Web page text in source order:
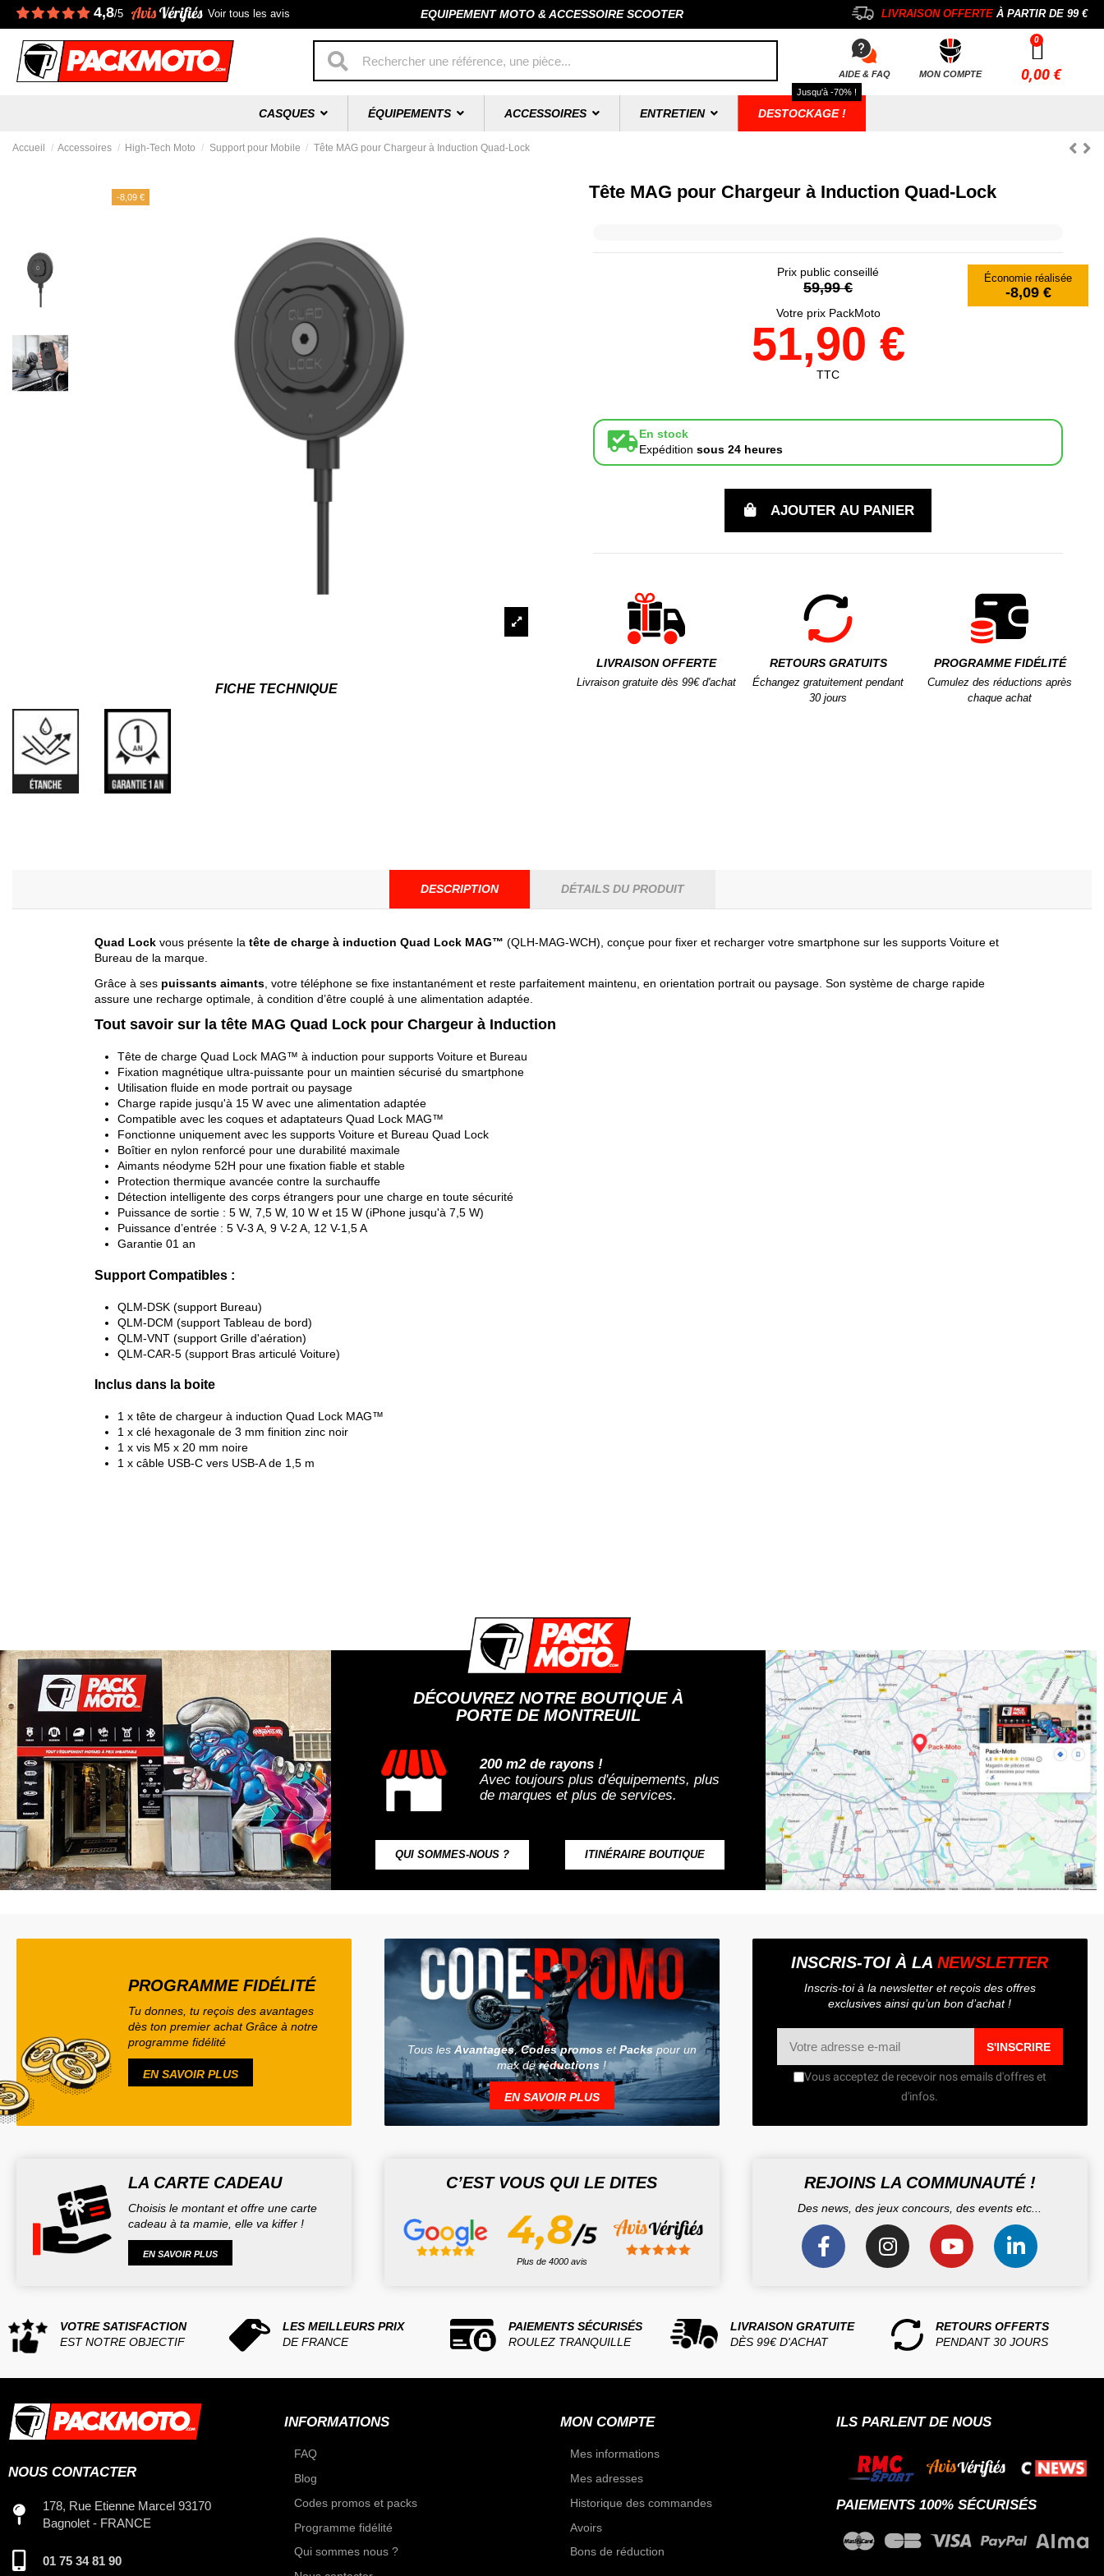
4,8/5 Voir tous les avis EQUIPEMENT MOTO & ACCESSOIRE SCOOTER LIVRAISON OFFERTEÀ PARTIR DE 99 €
AIDE & FAQ MON COMPTE 0,00 €
CASQUES ÉQUIPEMENTS ACCESSOIRES ENTRETIEN DESTOCKAGE !
Jusqu'à -70% !
Accueil Accessoires High-Tech Moto Support pour Mobile Tête MAG pour Chargeur à Induction Quad-Lock
-8,09 €
FICHE TECHNIQUE
Tête MAG pour Chargeur à Induction Quad-Lock
Prix public conseillé
59,99 €
Économie réalisée
-8,09 €
Votre prix PackMoto
51,90 €
TTC
En stock
Expédition sous 24 heures
AJOUTER AU PANIER
LIVRAISON OFFERTE
Livraison gratuite dès 99€ d'achat
RETOURS GRATUITS
Échangez gratuitement pendant
30 jours
PROGRAMME FIDÉLITÉ
Cumulez des réductions après
chaque achat
DESCRIPTION DÉTAILS DU PRODUIT
Quad Lock vous présente la tête de charge à induction Quad Lock MAG™ (QLH-MAG-WCH), conçue pour fixer et recharger votre smartphone sur les supports Voiture et
Bureau de la marque.
Grâce à ses puissants aimants , votre téléphone se fixe instantanément et reste parfaitement maintenu, en orientation portrait ou paysage. Son système de charge rapide
assure une recharge optimale, à condition d’être couplé à une alimentation adaptée.
Tout savoir sur la tête MAG Quad Lock pour Chargeur à Induction
Tête de charge Quad Lock MAG™ à induction pour supports Voiture et Bureau
Fixation magnétique ultra-puissante pour un maintien sécurisé du smartphone
Utilisation fluide en mode portrait ou paysage
Charge rapide jusqu'à 15 W avec une alimentation adaptée
Compatible avec les coques et adaptateurs Quad Lock MAG™
Fonctionne uniquement avec les supports Voiture et Bureau Quad Lock
Boîtier en nylon renforcé pour une durabilité maximale
Aimants néodyme 52H pour une fixation fiable et stable
Protection thermique avancée contre la surchauffe
Détection intelligente des corps étrangers pour une charge en toute sécurité
Puissance de sortie : 5 W, 7,5 W, 10 W et 15 W (iPhone jusqu'à 7,5 W)
Puissance d’entrée : 5 V-3 A, 9 V-2 A, 12 V-1,5 A
Garantie 01 an
Support Compatibles :
QLM-DSK (support Bureau)
QLM-DCM (support Tableau de bord)
QLM-VNT (support Grille d'aération)
QLM-CAR-5 (support Bras articulé Voiture)
Inclus dans la boite
1 x tête de chargeur à induction Quad Lock MAG™
1 x clé hexagonale de 3 mm finition zinc noir
1 x vis M5 x 20 mm noire
1 x câble USB-C vers USB-A de 1,5 m
DÉCOUVREZ NOTRE BOUTIQUE À
PORTE DE MONTREUIL
200 m2 de rayons !
Avec toujours plus d'équipements, plus
de marques et plus de services.
QUI SOMMES-NOUS ? ITINÉRAIRE BOUTIQUE
PROGRAMME FIDÉLITÉ
Tu donnes, tu reçois des avantages
dès ton premier achat Grâce à notre
programme fidélité
EN SAVOIR PLUS
Tous les Avantages,Codes promosetPackspour un
max deréductions !
EN SAVOIR PLUS
INSCRIS-TOI À LANEWSLETTER
Inscris-toi à la newsletter et reçois des offres
exclusives ainsi qu’un bon d’achat !
S'INSCRIRE
Vous acceptez de recevoir nos emails d'offres et
d'infos.
LA CARTE CADEAU
Choisis le montant et offre une carte
cadeau à ta mamie, elle va kiffer !
EN SAVOIR PLUS
C’EST VOUS QUI LE DITES
Plus de 4000 avis
REJOINS LA COMMUNAUTÉ !
Des news, des jeux concours, des events etc...
VOTRE SATISFACTION
EST NOTRE OBJECTIF
LES MEILLEURS PRIX
DE FRANCE
PAIEMENTS SÉCURISÉS
ROULEZ TRANQUILLE
LIVRAISON GRATUITE
DÈS 99€ D'ACHAT
RETOURS OFFERTS
PENDANT 30 JOURS
NOUS CONTACTER
178, Rue Etienne Marcel 93170
Bagnolet - FRANCE
01 75 34 81 90
INFORMATIONS
FAQ
Blog
Codes promos et packs
Programme fidélité
Qui sommes nous ?
MON COMPTE
Mes informations
Mes adresses
Historique des commandes
Avoirs
Bons de réduction
ILS PARLENT DE NOUS
PAIEMENTS 100% SÉCURISÉS